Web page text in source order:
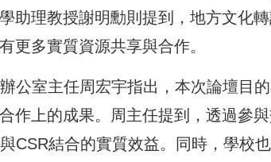
助理教授謝明勳則提到，地方文化
更多實質資源共享與合作。
公室主任周宏宇指出，本次論壇目
作上的成果。周主任提到，透過參
CSR結合的實質效益。同時，學校